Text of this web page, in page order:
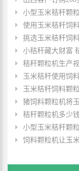
小型玉米秸秆颗
使用玉米秸秆饲
挑选玉米秸秆饲
小秸秆藏大财富
秸秆颗粒机生产
玉米秸秆使用饲
玉米秸秆饲料颗
猪饲料颗粒机将
秸秆颗粒机多少钱
小型玉米秸秆颗
饲料颗粒机让玉